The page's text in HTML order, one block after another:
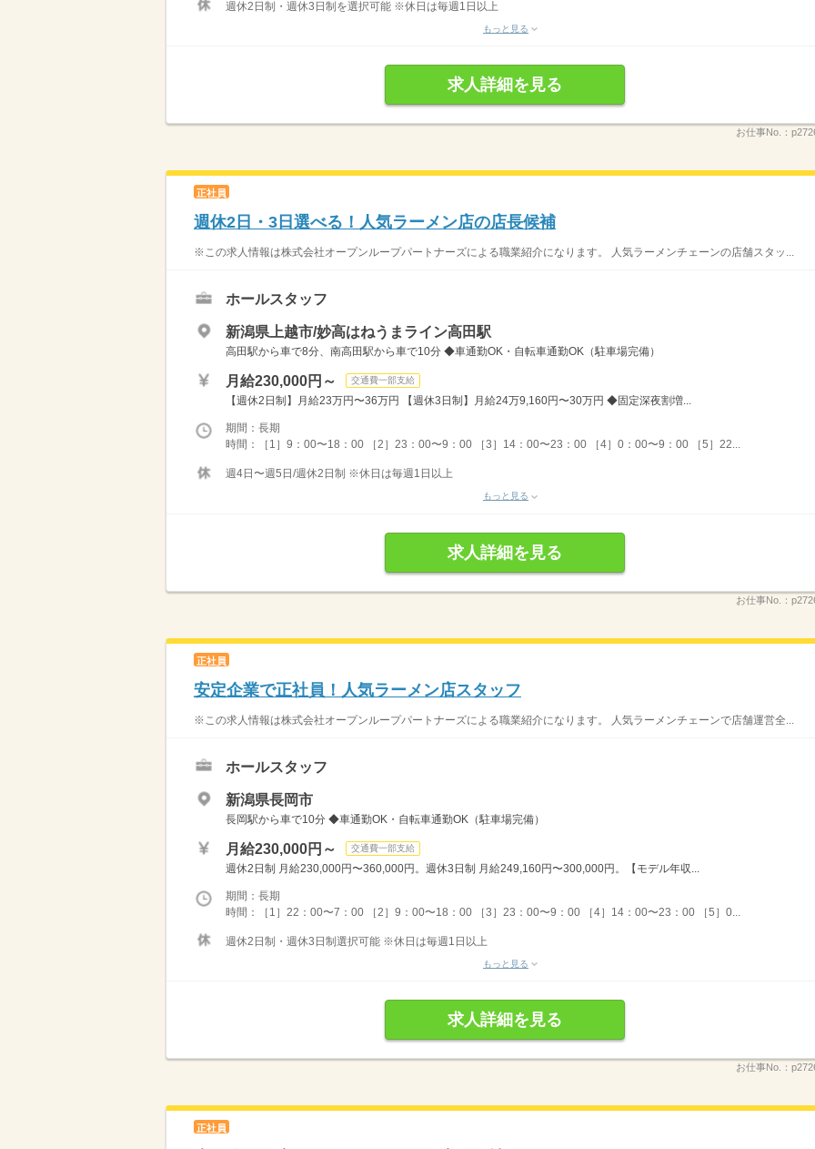
週休2日制・週休3日制を選択可能 ※休日は毎週1日以上
もっと見る
求人詳細を見る
お仕事No.：
正社員
週休2日・3日選べる！人気ラーメン店の店長候補
※この求人情報は株式会社オープンループパートナーズによる職業紹介になります。 人気ラーメンチェーンの店舗スタッ...
ホールスタッフ
新潟県上越市/妙高はねうまライン高田駅
高田駅から車で8分、南高田駅から車で10分 ◆車通勤OK・自転車通勤OK（駐車場完備）
月給230,000円～ 交通費一部支給
【週休2日制】月給23万円〜36万円 【週休3日制】月給24万9,160円〜30万円 ◆固定深夜割増...
期間：長期
時間：［1］9：00〜18：00 ［2］23：00〜9：00 ［3］14：00〜23：00 ［4］0：00〜9：00 ［5］22...
週4日〜週5日/週休2日制 ※休日は毎週1日以上
もっと見る
求人詳細を見る
お仕事No.：
正社員
安定企業で正社員！人気ラーメン店スタッフ
※この求人情報は株式会社オープンループパートナーズによる職業紹介になります。 人気ラーメンチェーンで店舗運営全...
ホールスタッフ
新潟県長岡市
長岡駅から車で10分 ◆車通勤OK・自転車通勤OK（駐車場完備）
月給230,000円～ 交通費一部支給
週休2日制 月給230,000円〜360,000円。週休3日制 月給249,160円〜300,000円。【モデル年収...
期間：長期
時間：［1］22：00〜7：00 ［2］9：00〜18：00 ［3］23：00〜9：00 ［4］14：00〜23：00 ［5］0...
週休2日制・週休3日制選択可能 ※休日は毎週1日以上
もっと見る
求人詳細を見る
お仕事No.：
正社員